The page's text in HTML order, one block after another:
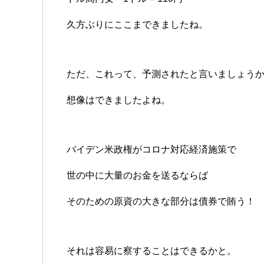
久方ぶりにここまできましたね。
ただ、これって、予測されたと言いましょうか
想像はできましたよね。
バイデン米政権がコロナ対応経済施策で
世の中に大量のお金を送るならば
そのための原資の大きな部分は債券で賄う！
それは容易に察することはできるかと。